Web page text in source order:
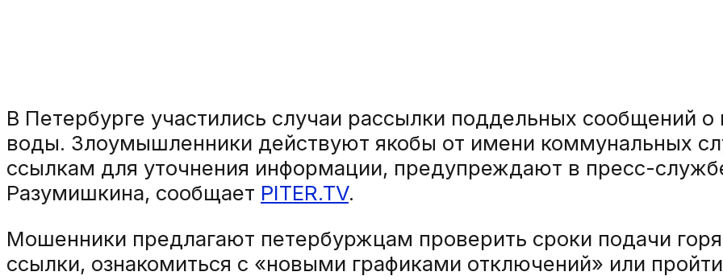
В Петербурге участились случаи рассылки поддельных сообщений о
воды. Злоумышленники действуют якобы от имени коммунальных
ссылкам для уточнения информации, предупреждают в пресс-
Разумишкина, сообщает PITER.TV.
Мошенники предлагают петербуржцам проверить сроки подачи
ссылки, ознакомиться с «новыми графиками отключений» или